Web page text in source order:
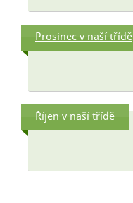
Prosinec v naší třídě
Říjen v naší třídě